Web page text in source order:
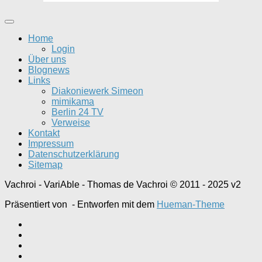
Home
Login
Über uns
Blognews
Links
Diakoniewerk Simeon
mimikama
Berlin 24 TV
Verweise
Kontakt
Impressum
Datenschutzerklärung
Sitemap
Vachroi - VariAble - Thomas de Vachroi © 2011 - 2025 v2
Präsentiert von - Entworfen mit dem Hueman-Theme